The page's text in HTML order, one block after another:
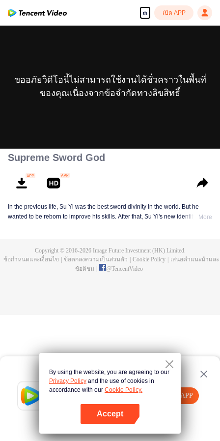
th เปิด APP
Tencent Video
เปิด APP
คลิกที่นี่ ลองใหม่อีกครั้ง
ขออภัยวิดีโอนี้ไม่สามารถใช้งานได้ชั่วคราวในพื้นที่
ของคุณเนื่องจากข้อจำกัดทางลิขสิทธิ์
Supreme Sword God
In the previous life, Su Yi was the best sword divinity in the world. But he
wanted to be reborn to improve his skills. After that, Su Yi's new identity was
become a live-in son-in-law. A year later, he awakened the memory of his
previous life and began his rise.
More
Copyright © 2016-2026Image Future Investment (HK) Limited.
ข้อกำหนดและเงื่อนไข
ข้อตกลงความเป็นส่วนตัว Cookie Policy
เสนอคำแนะนำและ
ข้อติชม
@TencentVideo
By using the website, you are agreeing to our
Privacy Policy and the use of cookies in
accordance with our Cookie Policy.
Accept